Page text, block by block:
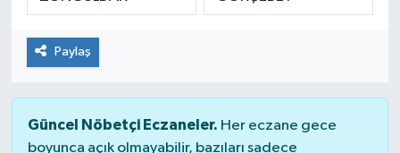
Paylaş
Güncel Nöbetçi Eczaneler. Her eczane gece
boyunca açık olmayabilir, bazıları sadece